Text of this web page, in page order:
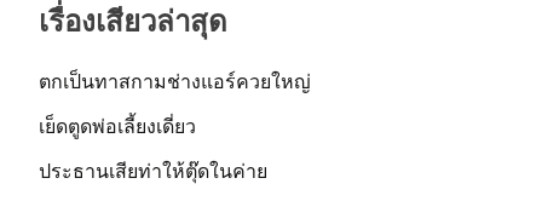
เรื่องเสียวล่าสุด
ตกเป็นทาสกามช่างแอร์ควยใหญ่
เย็ดตูดพ่อเลี้ยงเดี่ยว
ประธานเสียท่าให้ตุ๊ดในค่าย